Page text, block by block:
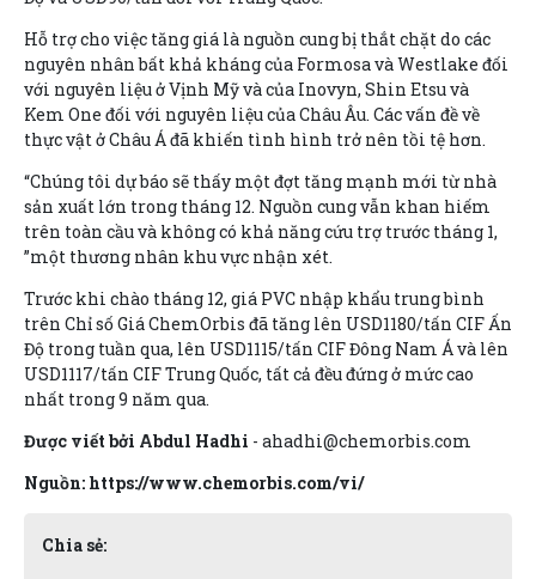
Hỗ trợ cho việc tăng giá là nguồn cung bị thắt chặt do các
nguyên nhân bất khả kháng của Formosa và Westlake đối
với nguyên liệu ở Vịnh Mỹ và của Inovyn, Shin Etsu và
Kem One đối với nguyên liệu của Châu Âu. Các vấn đề về
thực vật ở Châu Á đã khiến tình hình trở nên tồi tệ hơn.
“Chúng tôi dự báo sẽ thấy một đợt tăng mạnh mới từ nhà
sản xuất lớn trong tháng 12. Nguồn cung vẫn khan hiếm
trên toàn cầu và không có khả năng cứu trợ trước tháng 1,
”một thương nhân khu vực nhận xét.
Trước khi chào tháng 12, giá PVC nhập khẩu trung bình
trên Chỉ số Giá ChemOrbis đã tăng lên USD1180/tấn CIF Ấn
Độ trong tuần qua, lên USD1115/tấn CIF Đông Nam Á và lên
USD1117/tấn CIF Trung Quốc, tất cả đều đứng ở mức cao
nhất trong 9 năm qua.
Được viết bởi Abdul Hadhi - ahadhi@chemorbis.com
Nguồn: https://www.chemorbis.com/vi/
Chia sẻ: